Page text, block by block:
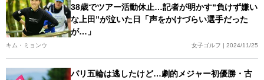
38歳でツアー活動休止…記者が明かす“負けず嫌い
な上田”が泣いた日「声をかけづらい選手だった
が…」
キム・ミョンウ 女子ゴルフ | 2024/11/25
パリ五輪は逃したけど…劇的メジャー初優勝・古